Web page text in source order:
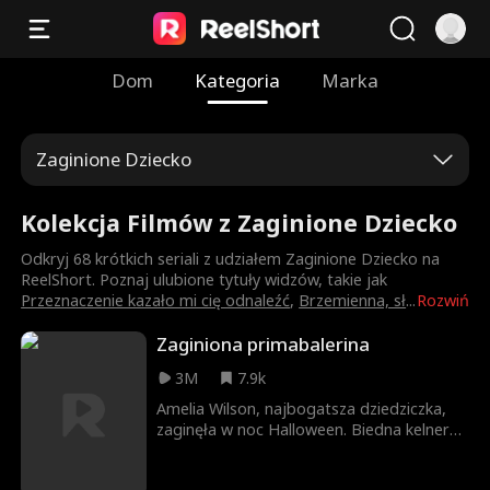
Dom Kategoria Marka
Zaginione Dziecko
Kolekcja Filmów z Zaginione Dziecko
Rozwiń
Odkryj 68 krótkich seriali z udziałem Zaginione Dziecko na
ReelShort. Poznaj ulubione tytuły widzów, takie jak
Przeznaczenie kazało mi cię odnaleźć, Brzemienna, sł...
Zaginiona primabalerina
3M
7.9k
Amelia Wilson, najbogatsza dziedziczka,
zaginęła w noc Halloween. Biedna kelnerka